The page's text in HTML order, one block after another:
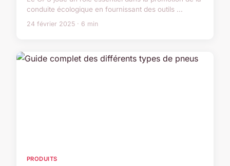
conduite écologique en fournissant des outils ...
24 février 2025 · 6 min
PRODUITS